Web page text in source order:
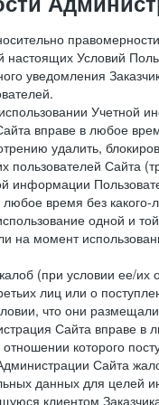
Условий
уведомления
Учетной
вправе в любое
удалить,
пользователей Сайта
информации
время без
одной и
на момент
(при условии ее/их
лиц или о
что они
Сайта вправе в
которого
Сайта
данных для целей
клиентом